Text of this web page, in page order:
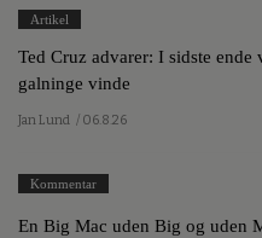
Artikel
Ted Cruz advarer: I sidste ende
galninge vinde
Jan Lund / 06.8.26
Kommentar
En Big Mac uden Big og uden